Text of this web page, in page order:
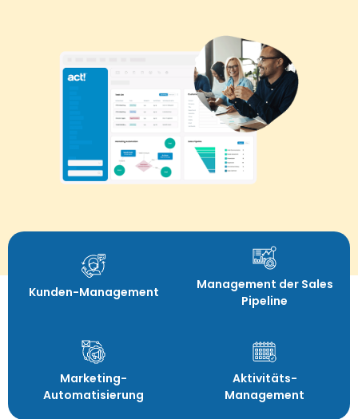
Kunden-Management
Management der Sales
Pipeline
Marketing-
Automatisierung
Aktivitäts-
Management